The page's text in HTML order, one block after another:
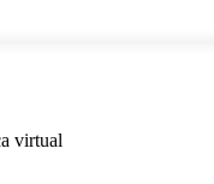
virtual